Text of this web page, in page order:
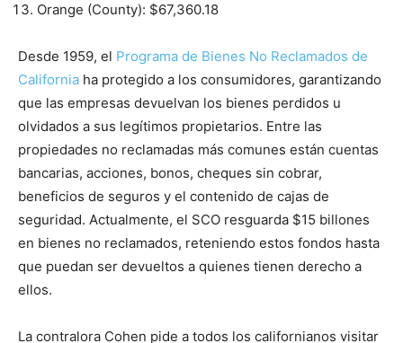
Orange (County): $67,360.18
Desde 1959, el Programa de Bienes No Reclamados de
California ha protegido a los consumidores, garantizando
que las empresas devuelvan los bienes perdidos u
olvidados a sus legítimos propietarios. Entre las
propiedades no reclamadas más comunes están cuentas
bancarias, acciones, bonos, cheques sin cobrar,
beneficios de seguros y el contenido de cajas de
seguridad. Actualmente, el SCO resguarda $15 billones
en bienes no reclamados, reteniendo estos fondos hasta
que puedan ser devueltos a quienes tienen derecho a
ellos.
La contralora Cohen pide a todos los californianos visitar